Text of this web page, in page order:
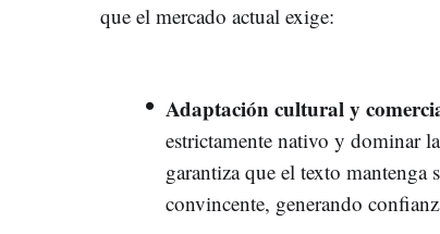
que el mercado actual exige:
Adaptación cultural y
estrictamente nativo y dominar
garantiza que el texto mantenga
convincente, generando